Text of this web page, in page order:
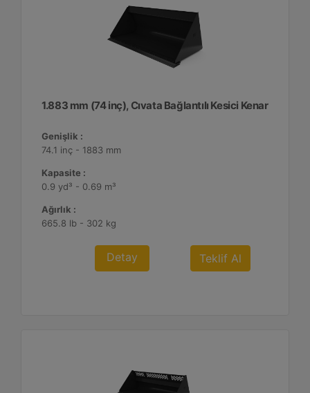
1.883 mm (74 inç), Cıvata Bağlantılı Kesici Kenar
Genişlik :
74.1 inç - 1883 mm
Kapasite :
0.9 yd³ - 0.69 m³
Ağırlık :
665.8 lb - 302 kg
Detay Teklif Al